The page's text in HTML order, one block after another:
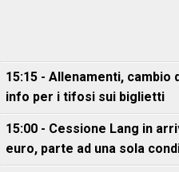
15:15 - Allenamenti, cambio
info per i tifosi sui biglietti
15:00 - Cessione Lang in
euro, parte ad una sola